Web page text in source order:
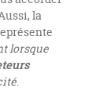
la
lorsque
.